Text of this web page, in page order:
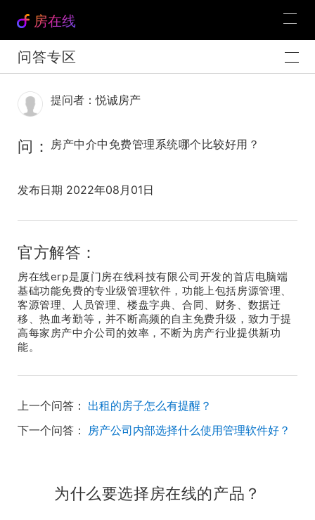
房在线
问答专区
提问者：悦诚房产
问： 房产中介中免费管理系统哪个比较好用？
发布日期 2022年08月01日
官方解答：
房在线erp是厦门房在线科技有限公司开发的首店电脑端
基础功能免费的专业级管理软件，功能上包括房源管理、
客源管理、人员管理、楼盘字典、合同、财务、数据迁
移、热血考勤等，并不断高频的自主免费升级，致力于提
高每家房产中介公司的效率，不断为房产行业提供新功
能。
上一个问答： 出租的房子怎么有提醒？
下一个问答： 房产公司内部选择什么使用管理软件好？
为什么要选择房在线的产品？